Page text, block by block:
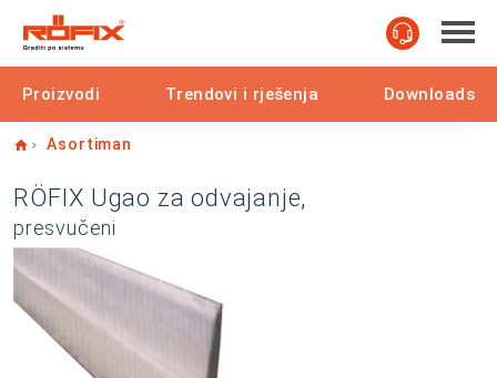
Proizvodi Trendovi i rješenja Downloads
Home
Asortiman
RÖFIX Ugao za odvajanje,
presvučeni